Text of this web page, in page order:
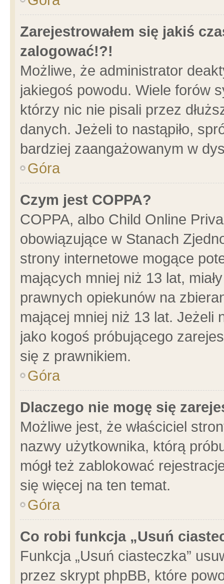
Zarejestrowałem się jakiś
zalogować!?!
Możliwe, że administrator
jakiegoś powodu. Wiele forów
którzy nic nie pisali przez
danych. Jeżeli to nastąpiło,
bardziej zaangażowanym w
Góra
Czym jest COPPA?
COPPA, albo Child Online
obowiązujące w Stanach
strony internetowe mogące
mających mniej niż 13 lat,
prawnych opiekunów na
mającej mniej niż 13 lat. Jeżeli
jako kogoś próbującego
się z prawnikiem.
Góra
Dlaczego nie mogę się
Możliwe jest, że właściciel
nazwy użytkownika, którą
mógł też zablokować
się więcej na ten temat.
Góra
Co robi funkcja „Usuń
Funkcja „Usuń ciasteczka”
przez skrypt phpBB, które